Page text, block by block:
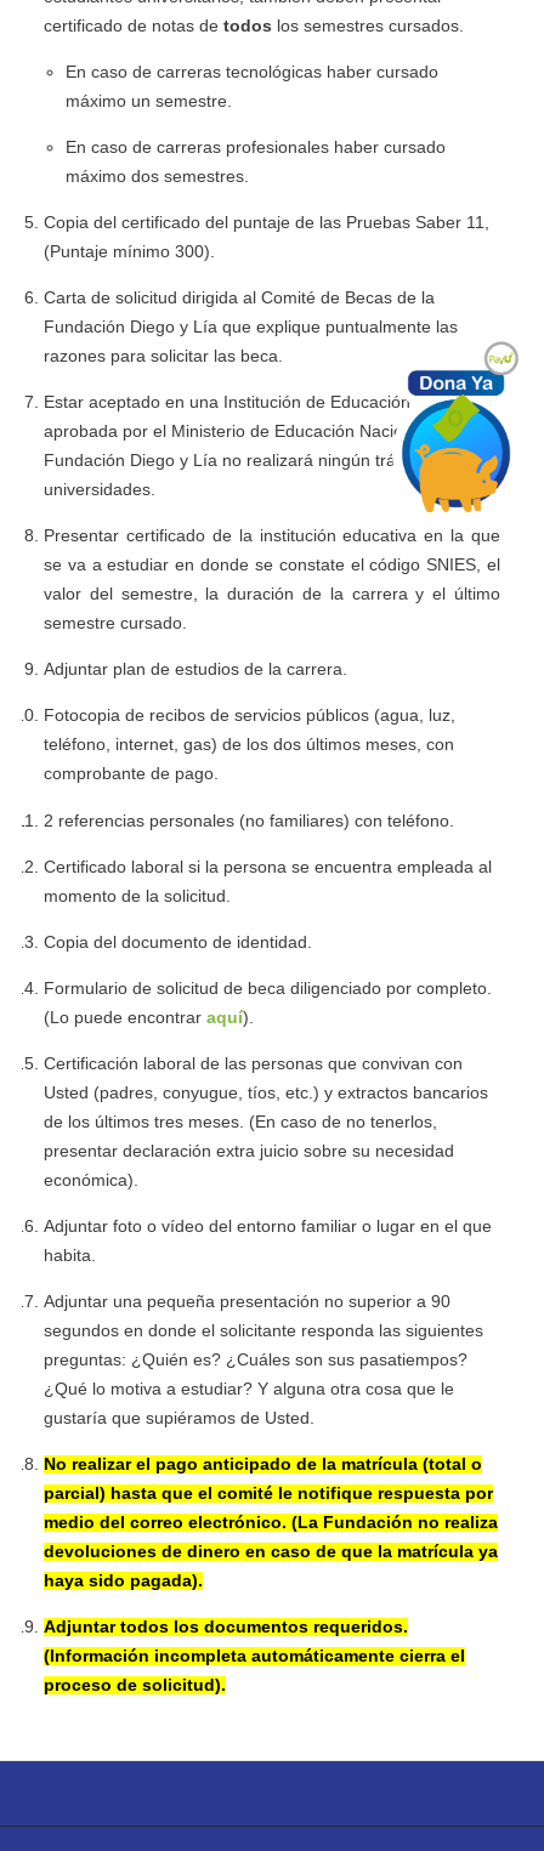
certificado de notas de todos los semestres cursados.
En caso de carreras tecnológicas haber cursado
máximo un semestre.
En caso de carreras profesionales haber cursado
máximo dos semestres.
Copia del certificado del puntaje de las Pruebas Saber 11,
(Puntaje mínimo 300).
Carta de solicitud dirigida al Comité de Becas de la
Fundación Diego y Lía que explique puntualmente las
razones para solicitar las beca.
Estar aceptado en una Institución de Educación Superior
aprobada por el Ministerio de Educación Nacional. La
Fundación Diego y Lía no realizará ningún trámite ante las
universidades.
Presentar certificado de la institución educativa en la que
se va a estudiar en donde se constate el código SNIES, el
valor del semestre, la duración de la carrera y el último
semestre cursado.
Adjuntar plan de estudios de la carrera.
Fotocopia de recibos de servicios públicos (agua, luz,
teléfono, internet, gas) de los dos últimos meses, con
comprobante de pago.
2 referencias personales (no familiares) con teléfono.
Certificado laboral si la persona se encuentra empleada al
momento de la solicitud.
Copia del documento de identidad.
Formulario de solicitud de beca diligenciado por completo.
(Lo puede encontrar aquí).
Certificación laboral de las personas que convivan con
Usted (padres, conyugue, tíos, etc.) y extractos bancarios
de los últimos tres meses. (En caso de no tenerlos,
presentar declaración extra juicio sobre su necesidad
económica).
Adjuntar foto o vídeo del entorno familiar o lugar en el que
habita.
Adjuntar una pequeña presentación no superior a 90
segundos en donde el solicitante responda las siguientes
preguntas: ¿Quién es? ¿Cuáles son sus pasatiempos?
¿Qué lo motiva a estudiar? Y alguna otra cosa que le
gustaría que supiéramos de Usted.
No realizar el pago anticipado de la matrícula (total o
parcial) hasta que el comité le notifique respuesta por
medio del correo electrónico. (La Fundación no realiza
devoluciones de dinero en caso de que la matrícula ya
haya sido pagada).
Adjuntar todos los documentos requeridos.
(Información incompleta automáticamente cierra el
proceso de solicitud).